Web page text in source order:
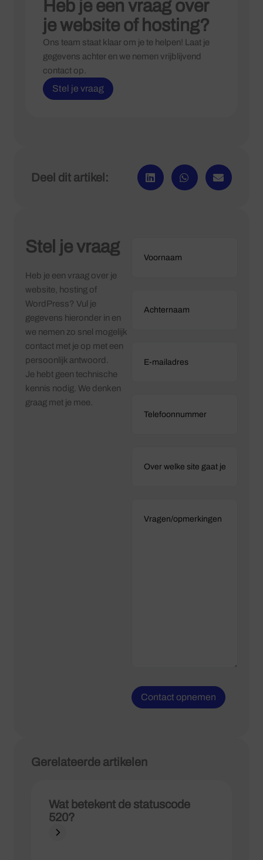
Heb je een vraag over
je website of hosting?
Ons team staat klaar om je te helpen! Laat je
gegevens achter en we nemen vrijblijvend
contact op.
Stel je vraag
Deel dit artikel:
Stel je vraag
Heb je een vraag over je
website, hosting of
WordPress? Vul je
gegevens hieronder in en
we nemen zo snel mogelijk
contact met je op met een
persoonlijk antwoord.
Je hebt geen technische
kennis nodig. We denken
graag met je mee.
Gerelateerde artikelen
Wat betekent de statuscode
520?